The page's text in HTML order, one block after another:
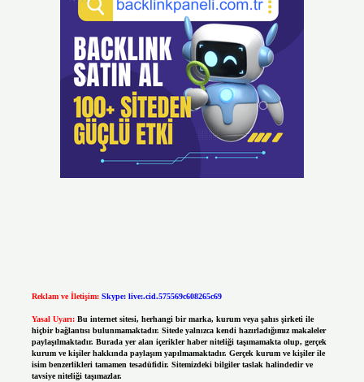
Reklam ve İletişim: Skype: live:.cid.575569c608265c69
Yasal Uyarı: Bu internet sitesi, herhangi bir marka, kurum veya şahıs şirketi ile
hiçbir bağlantısı bulunmamaktadır. Sitede yalnızca kendi hazırladığımız makaleler
paylaşılmaktadır. Burada yer alan içerikler haber niteliği taşımamakta olup, gerçek
kurum ve kişiler hakkında paylaşım yapılmamaktadır. Gerçek kurum ve kişiler ile
isim benzerlikleri tamamen tesadüfidir. Sitemizdeki bilgiler taslak halindedir ve
tavsiye niteliği taşımazlar.